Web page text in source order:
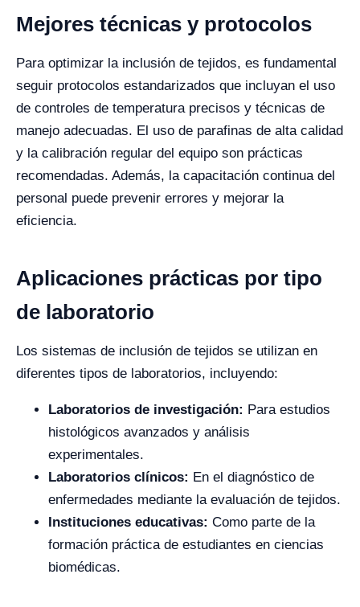
Mejores técnicas y protocolos
Para optimizar la inclusión de tejidos, es fundamental
seguir protocolos estandarizados que incluyan el uso
de controles de temperatura precisos y técnicas de
manejo adecuadas. El uso de parafinas de alta calidad
y la calibración regular del equipo son prácticas
recomendadas. Además, la capacitación continua del
personal puede prevenir errores y mejorar la
eficiencia.
Aplicaciones prácticas por tipo
de laboratorio
Los sistemas de inclusión de tejidos se utilizan en
diferentes tipos de laboratorios, incluyendo:
Laboratorios de investigación: Para estudios
histológicos avanzados y análisis
experimentales.
Laboratorios clínicos: En el diagnóstico de
enfermedades mediante la evaluación de tejidos.
Instituciones educativas: Como parte de la
formación práctica de estudiantes en ciencias
biomédicas.